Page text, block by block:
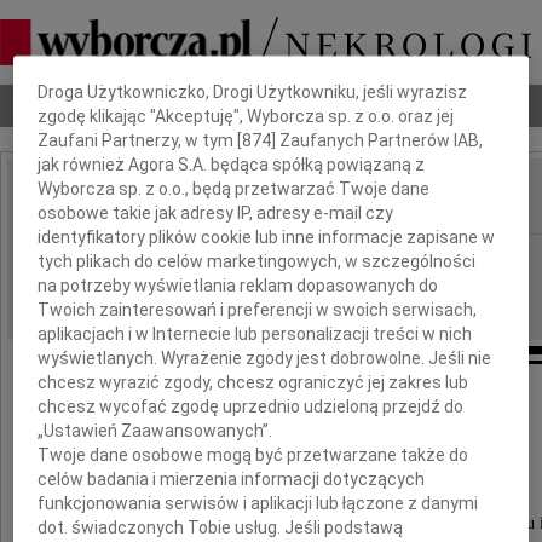
Nekrologi Odeszli Poradnik pogrzebowy
IMIĘ I NAZWISKO:
REGION: Bydgoszcz
DATA EMISJI: 24.09.2010
Pani
Małgorzacie Gęsikowskiej
prezesowi Kujawsko- Pomorskiego Zrzeszenia Handlu
Dbamy o Twoją prywatność
Droga Użytkowniczko, Drogi Użytkowniku, jeśli wyrazisz
zgodę klikając "Akceptuję", Wyborcza sp. z o.o. oraz jej
Zaufani Partnerzy, w tym [874 ] Zaufanych Partnerów IAB,
jak również Agora S.A. będąca spółką powiązaną z
Wyborcza sp. z o.o., będą przetwarzać Twoje dane
osobowe takie jak adresy IP, adresy e-mail czy
identyfikatory plików cookie lub inne informacje zapisane w
tych plikach do celów marketingowych, w szczególności
na potrzeby wyświetlania reklam dopasowanych do
Twoich zainteresowań i preferencji w swoich serwisach,
aplikacjach i w Internecie lub personalizacji treści w nich
wyświetlanych. Wyrażenie zgody jest dobrowolne. Jeśli nie
chcesz wyrazić zgody, chcesz ograniczyć jej zakres lub
chcesz wycofać zgodę uprzednio udzieloną przejdź do
„Ustawień Zaawansowanych”.
Twoje dane osobowe mogą być przetwarzane także do
celów badania i mierzenia informacji dotyczących
funkcjonowania serwisów i aplikacji lub łączone z danymi
dot. świadczonych Tobie usług. Jeśli podstawą